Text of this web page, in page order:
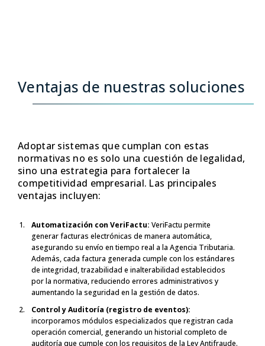
Ventajas de nuestras soluciones
Adoptar sistemas que cumplan con estas
normativas no es solo una cuestión de legalidad,
sino una estrategia para fortalecer la
competitividad empresarial. Las principales
ventajas incluyen:
Automatización con VeriFactu: VeriFactu permite
generar facturas electrónicas de manera automática,
asegurando su envío en tiempo real a la Agencia Tributaria.
Además, cada factura generada cumple con los estándares
de integridad, trazabilidad e inalterabilidad establecidos
por la normativa, reduciendo errores administrativos y
aumentando la seguridad en la gestión de datos.
Control y Auditoría (registro de eventos):
incorporamos módulos especializados que registran cada
operación comercial, generando un historial completo de
auditoría que cumple con los requisitos de la Ley Antifraude.